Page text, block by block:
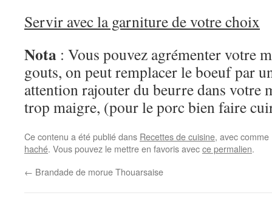
Servir avec la garniture de votre choix
Nota : Vous pouvez agrémenter votre
gouts, on peut remplacer le boeuf par
attention rajouter du beurre dans votre
trop maigre, (pour le porc bien faire
Ce contenu a été publié dans Recettes de cuisine, avec
haché. Vous pouvez le mettre en favoris avecce permalien.
← Brandade de morue Thouarsaise